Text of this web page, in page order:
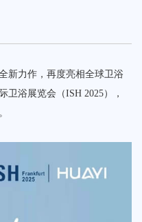
新力作，再度亮相全球卫浴
浴展览会（ISH 2025）‌，